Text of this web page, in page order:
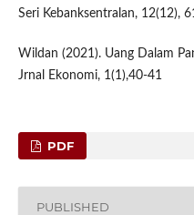
Seri Kebanksentralan, 12(12),
Wildan (2021). Uang Dalam
Jrnal Ekonomi, 1(1),40-41
PDF
PUBLISHED